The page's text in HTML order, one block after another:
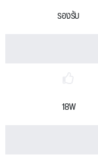
รองรับ
18W